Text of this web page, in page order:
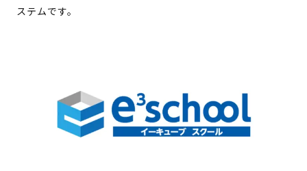
ステムです。